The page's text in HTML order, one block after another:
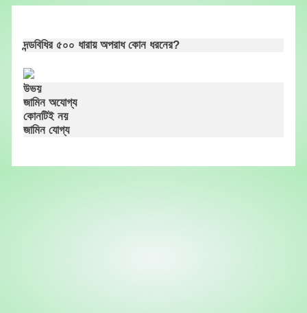
content
দন্ডবিধির ৫০০ ধারায় অপরাধ কোন ধরনের?
উভয়
জামিন অযোগ্য
কোনটিই নয়
জামিন যোগ্য